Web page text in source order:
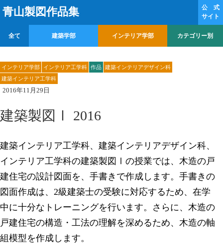
青山製図作品集
公 式
サイト
全て 建築学部 インテリア学部 カテゴリー別
インテリア学部 インテリア工学科 作品 建築インテリアデザイン科
建築インテリア工学科
2016年11月29日
建築製図Ⅰ 2016
建築インテリア工学科、建築インテリアデザイン科、
インテリア工学科の建築製図Ⅰの授業では、木造の戸
建住宅の設計図面を、手書きで作成します。手書きの
図面作成は、 2級建築士の受験に対応するため、在学
中に十分なトレーニングを行います。さらに、木造の
戸建住宅の構造・工法の理解を深めるため、木造の軸
組模型を作成します。